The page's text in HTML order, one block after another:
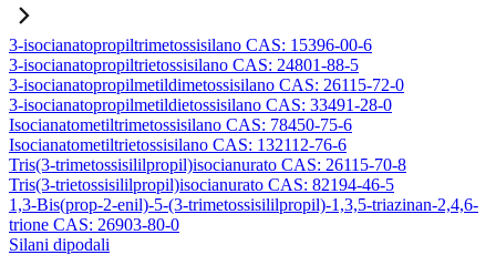
3-isocianatopropiltrimetossisilano CAS: 15396-00-6
3-isocianatopropiltrietossisilano CAS: 24801-88-5
3-isocianatopropilmetildimetossisilano CAS: 26115-72-0
3-isocianatopropilmetildietossisilano CAS: 33491-28-0
Isocianatometiltrimetossisilano CAS: 78450-75-6
Isocianatometiltrietossisilano CAS: 132112-76-6
Tris(3-trimetossisililpropil)isocianurato CAS: 26115-70-8
Tris(3-trietossisililpropil)isocianurato CAS: 82194-46-5
1,3-Bis(prop-2-enil)-5-(3-trimetossisililpropil)-1,3,5-triazinan-2,4,6-
trione CAS: 26903-80-0
Silani dipodali